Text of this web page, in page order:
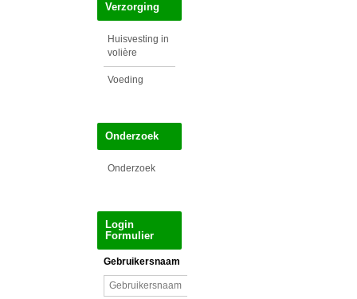
Verzorging
Huisvesting in
volière
Voeding
Onderzoek
Onderzoek
Login
Formulier
Gebruikersnaam